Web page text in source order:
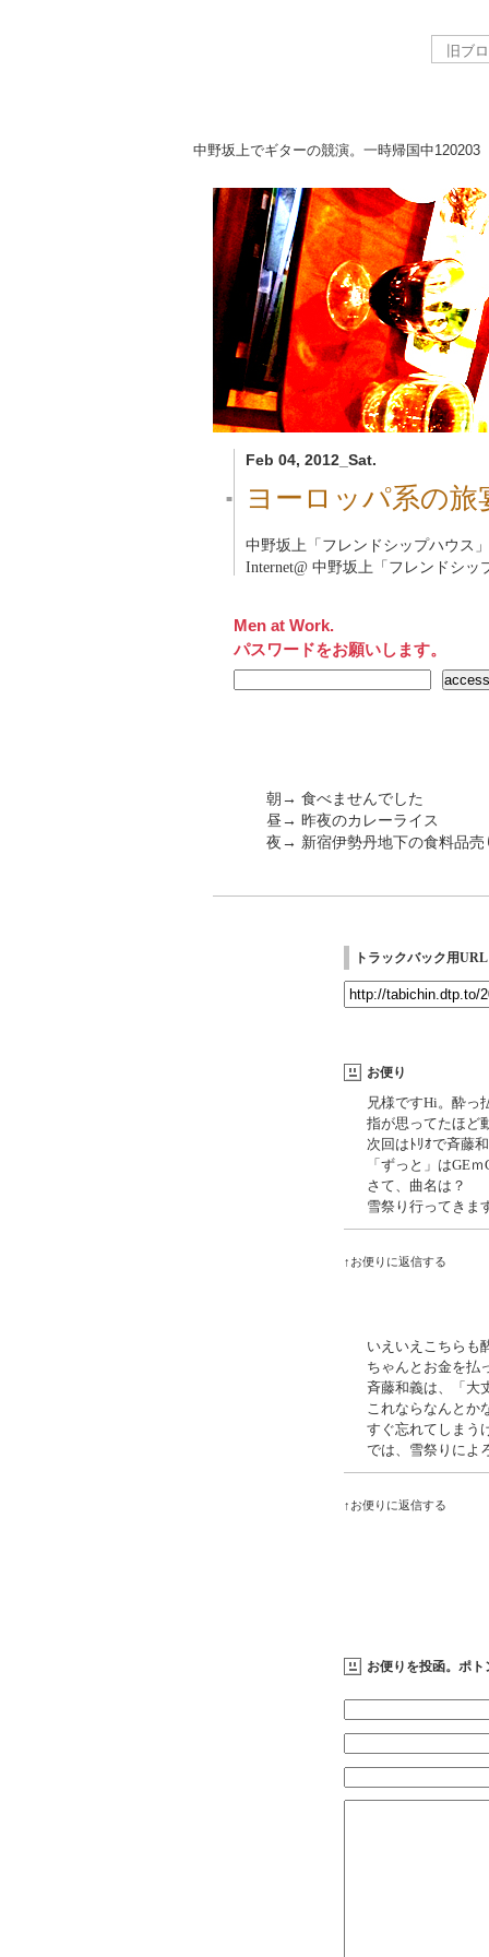
中野坂上でギターの競演。一時帰国中120203
Feb 04, 2012_Sat.
■ ヨーロッパ系の旅
中野坂上「フレンドシップハウス」
Internet@ 中野坂上「フレンドシッ
Men at Work.
パスワードをお願いします。
朝→ 食べませんでした
昼→ 昨夜のカレーライス
夜→ 新宿伊勢丹地下の食料品売
トラックバック用URL
お便り
兄様ですHi。酔っ
指が思ってたほど
次回はﾄﾘｵで斉藤
「ずっと」はGE
さて、曲名は？
雪祭り行ってきま
↑お便りに返信する
いえいえこちらも
ちゃんとお金を払
斉藤和義は、「大
これならなんとか
すぐ忘れてしまう
では、雪祭りによ
↑お便りに返信する
お便りを投函。ポト